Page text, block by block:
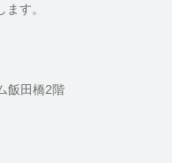
す。
飯田橋2階